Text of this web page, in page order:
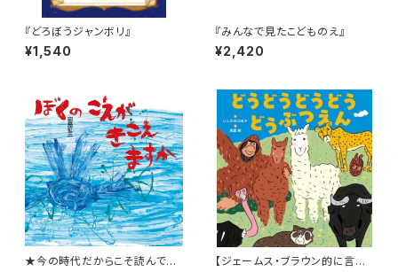
『どろぼうジャンボリ』
¥1,540
『みんなで見たこどものえ』
¥2,420
★今の時代だからこそ読んで欲
【ジェームス・ブラウン的に言え